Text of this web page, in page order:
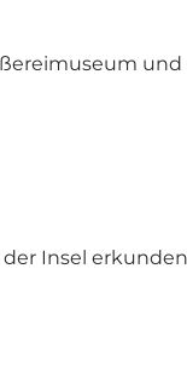
und
Insel